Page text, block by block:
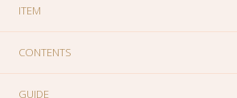
ITEM
CONTENTS
GUIDE